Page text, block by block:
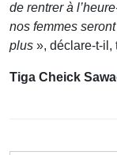
de rentrer à
nos femmes
plus », déclare-t-il,
Tiga Cheick